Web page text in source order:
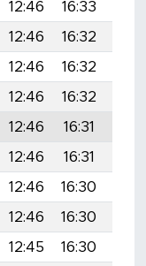
12:46 16:33
12:46 16:32
12:46 16:32
12:46 16:32
12:46 16:31
12:46 16:31
12:46 16:30
12:46 16:30
12:45 16:30